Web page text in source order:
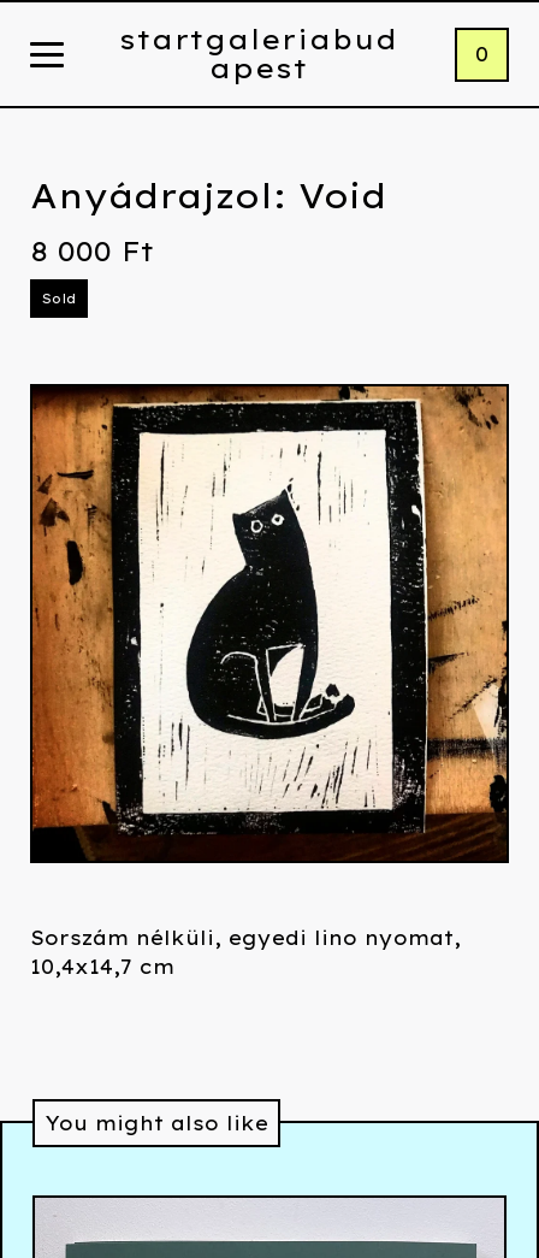
startgaleriabud
apest
0
Anyádrajzol: Void
8 000 Ft
Sold
Sorszám nélküli, egyedi lino nyomat,
10,4x14,7 cm
You might also like